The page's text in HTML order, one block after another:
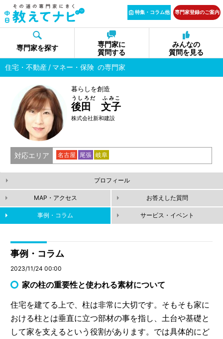
特集・コラム他 専門家登録のご案内
専門家を探す
専門家に
質問する
みんなの
質問を見る
住宅・不動産
マネー・保険 の専門家
暮らしを創造
後田 文子
うしろだ ふみこ
株式会社新和建設
対応エリア 名古屋 尾張 岐阜
プロフィール
MAP・アクセス お答えした質問
事例・コラム サービス・イベント
事例・コラム
2023/11/24 00:00
家の柱の重要性と使われる素材について
住宅を建てる上で、柱は非常に大切です。そもそも家に
おける柱とは垂直に立つ部材の事を指し、土台や基礎と
して家を支えるという役割があります。では具体的にど